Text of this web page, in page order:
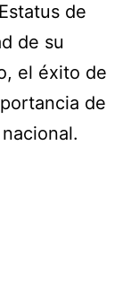
de
de su
el éxito de
de